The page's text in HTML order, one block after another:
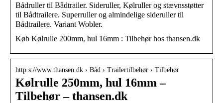
Bådruller til Bådtrailer. Sideruller, Kølruller og stævnsstøtter
til Bådtrailere. Superruller og almindelige sideruller til
Bådtrailere. Variant Wobler.
Køb Kølrulle 200mm, hul 16mm : Tilbehør hos thansen.dk
http s://www.thansen.dk › Båd › Trailertilbehør › Tilbehør
Kølrulle 250mm, hul 16mm –
Tilbehør – thansen.dk